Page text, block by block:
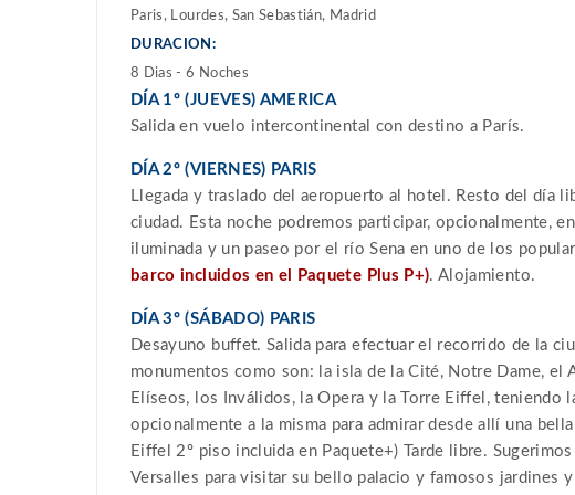
Paris, Lourdes, San Sebastián, Madrid
DURACION:
8 Dias - 6 Noches
DÍA 1º (JUEVES) AMERICA
Salida en vuelo intercontinental con destino a París.
DÍA 2º (VIERNES) PARIS
Llegada y traslado del aeropuerto al hotel. Resto del día
ciudad. Esta noche podremos participar, opcionalmente,
iluminada y un paseo por el río Sena en uno de los
barco incluidos en el Paquete Plus P+). Alojamiento.
DÍA 3º (SÁBADO) PARIS
Desayuno buffet. Salida para efectuar el recorrido de la
monumentos como son: la isla de la Cité, Notre Dame, el
Elíseos, los Inválidos, la Opera y la Torre Eiffel, teniendo
opcionalmente a la misma para admirar desde allí una
Eiffel 2º piso incluida en Paquete+) Tarde libre.
Versalles para visitar su bello palacio y famosos jardines